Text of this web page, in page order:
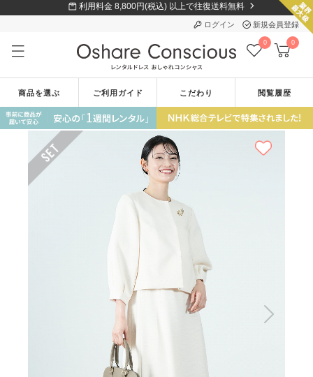
利用料金 8,800円(税込) 以上で往復送料無料
ログイン 新規会員登録
0 0
商品を選ぶ ご利用ガイド こだわり 閲覧履歴